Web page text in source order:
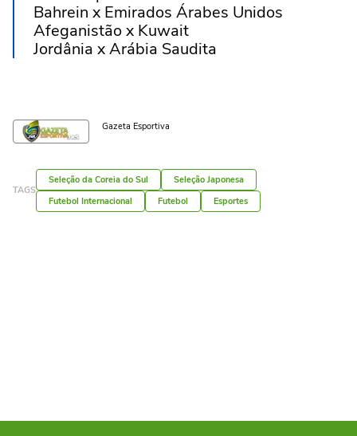
Bahrein x Emirados Árabes Unidos
Afeganistão x Kuwait
Jordânia x Arábia Saudita
Gazeta Esportiva
TAGS
Seleção da Coreia do Sul
Seleção Japonesa
Futebol Internacional
Futebol Esportes